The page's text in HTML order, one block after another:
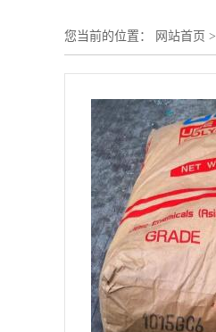
您当前的位置： 网站首页 >